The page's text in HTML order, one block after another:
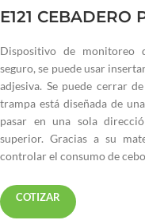
E121 CEBADERO
Dispositivo de monitoreo
seguro, se puede usar
adjesiva. Se puede cerrar
trampa está diseñada de
pasar en una sola
superior. Gracias a su
controlar el consumo de
COTIZAR